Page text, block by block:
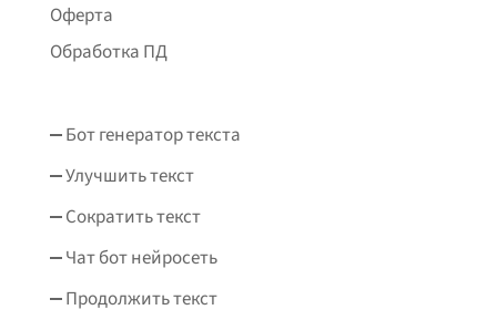
Оферта
Обработка ПД
Бот генератор текста
Улучшить текст
Сократить текст
Чат бот нейросеть
Продолжить текст